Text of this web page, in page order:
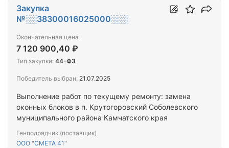
Выполнение работ по текущему ремонту: замена
оконных блоков в п. Крутогоровский Соболевского
муниципального района Камчатского края
Генподрядчик (поставщик)
ООО "СМЕТА 41"
Закупка
№░░38300016025000░░░
Окончательная цена
7 120 900,40 ₽
Тип закупки: 44-ФЗ
Победитель выбран: 21.07.2025